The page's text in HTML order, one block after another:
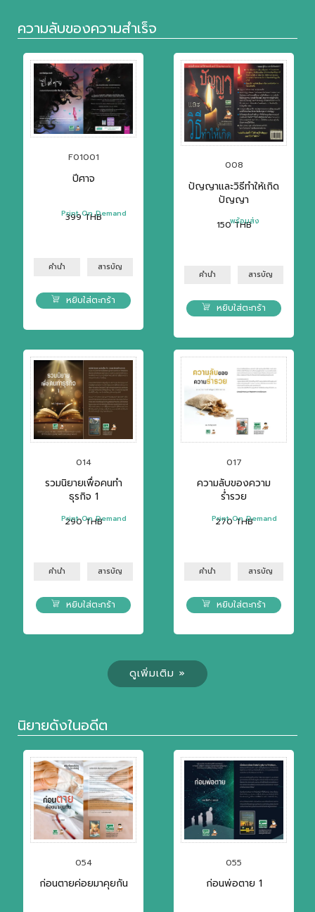
ความลับของความสำเร็จ
F01001
ปีศาจ
399 THB
Print On Demand
คำนำ สารบัญ
หยิบใส่ตะกร้า
008
ปัญญาและวิธีทำให้เกิด
ปัญญา
150 THB
พร้อมส่ง
คำนำ สารบัญ
หยิบใส่ตะกร้า
014
รวมนิยายเพื่อคนทำ
ธุรกิจ 1
290 THB
Print On Demand
คำนำ สารบัญ
หยิบใส่ตะกร้า
017
ความลับของความ
ร่ำรวย
270 THB
Print On Demand
คำนำ สารบัญ
หยิบใส่ตะกร้า
ดูเพิ่มเติม »
นิยายดังในอดีต
054
ก่อนตายค่อยมาคุยกัน
055
ก่อนพ่อตาย 1